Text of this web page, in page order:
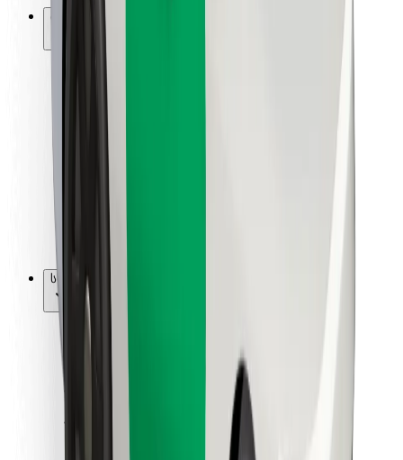
მხარდაჭერა
მგზავრებისთვის
მძღოლებისთვის
კურიერებისთვის
Bolt Food
ავტოპარკის მფლობელებისთვის
Bolt for Business
სხვა
მომწოდებლები
წესები და პირობები
Cookies